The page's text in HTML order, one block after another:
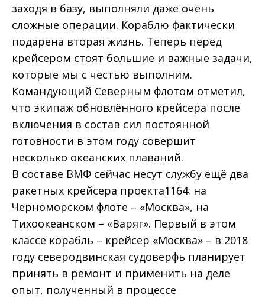
заходя в базу, выполняли даже очень
сложные операции. Кораблю фактически
подарена вторая жизнь. Теперь перед
крейсером стоят большие и важные задачи,
которые мы с честью выполним.
Командующий Северным флотом отметил,
что экипаж обновлённого крейсера после
включения в состав сил постоянной
готовности в этом году совершит
несколько океанских плаваний.
В составе ВМФ сейчас несут службу ещё два
ракетных крейсера проекта1164: на
Черноморском флоте – «Москва», на
Тихоокеанском – «Варяг». Первый в этом
классе корабль – крейсер «Москва» – в 2018
году северодвинская судоверфь планирует
принять в ремонт и применить на деле
опыт, полученный в процессе